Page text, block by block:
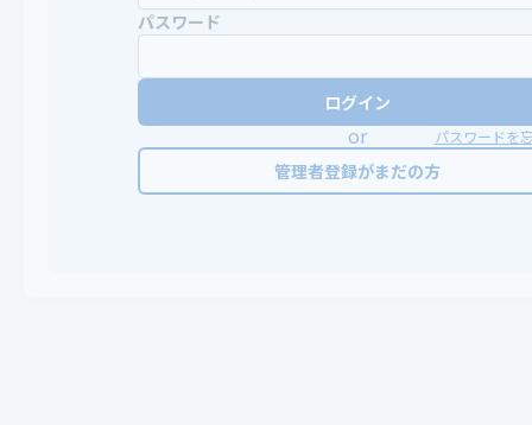
パスワード
ログイン
or パスワードを
管理者登録がまだの方